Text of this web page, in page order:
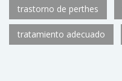
trastorno de perthes
tratamiento adecuado